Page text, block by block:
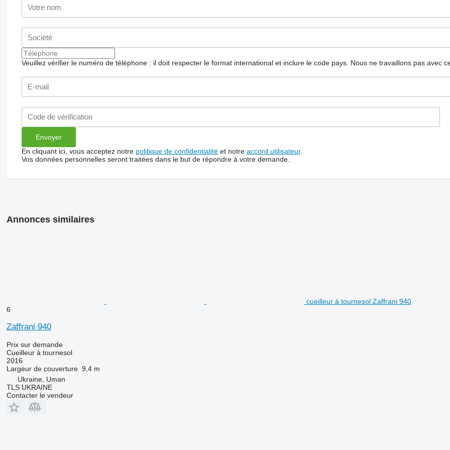
Veuillez vérifier le numéro de téléphone : il doit respecter le format international et inclure le code pays. Nous ne travaillons pas avec
En cliquant ici, vous acceptez notre politique de confidentialitéet notre accord utilisateur.
Vos données personnelles seront traitées dans le but de répondre à votre demande.
Annonces similaires
cueilleur à tournesol Zaffrani 940
6
Zaffrani 940
Prix sur demande
Cueilleur à tournesol
2016
Largeur de couverture 9,4 m
Ukraine, Uman
TLS UKRAINE
Contacter le vendeur